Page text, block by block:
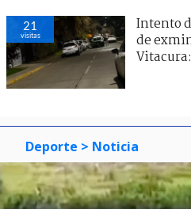
21
visitas
Intento
de
Deporte > Noticia